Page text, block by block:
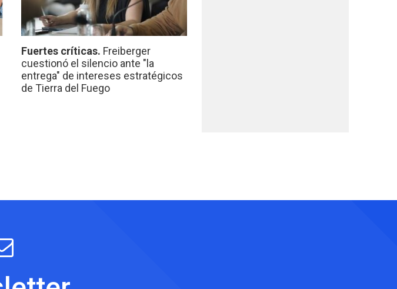
Fuertes críticas. Freiberger
cuestionó el silencio ante "la
entrega" de intereses estratégicos
de Tierra del Fuego